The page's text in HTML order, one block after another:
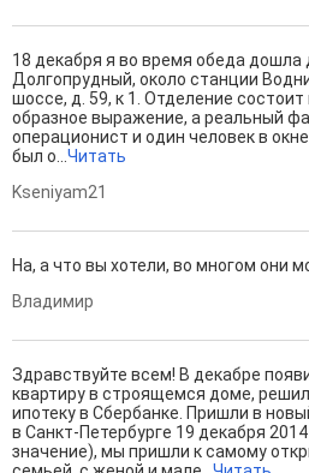
18 декабря я во время обеда дошла
Долгопрудный, около станции
шоссе, д. 59, к 1. Отделение состоит
образное выражение, а реальный
операционист и один человек в
был о...Читать
Kseniyam21
На, а что вы хотели, во многом они
Владимир
Здравствуйте всем! В декабре
квартиру в строящемся доме,
ипотеку в Сбербанке. Пришли в
в Санкт-Петербурге 19 декабря
значение), мы пришли к самому